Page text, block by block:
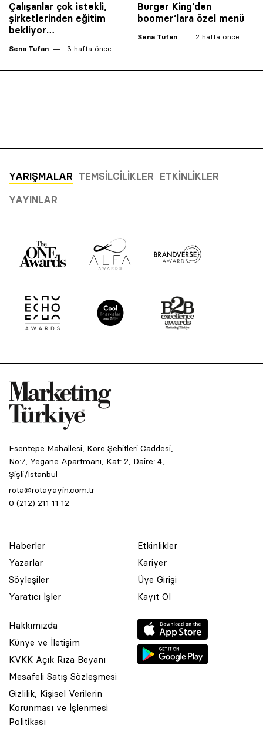
Çalışanlar çok istekli,
şirketlerinden eğitim
bekliyor…
Sena Tufan 3 hafta önce
Burger King’den
boomer’lara özel menü
Sena Tufan 2 hafta önce
YARIŞMALAR TEMSILCILIKLER ETKINLIKLER
YAYINLAR
Esentepe Mahallesi, Kore Şehitleri Caddesi,
No:7, Yegane Apartmanı, Kat: 2, Daire: 4,
Şişli/İstanbul
rota@rotayayin.com.tr
0 (212) 211 11 12
Haberler
Yazarlar
Söyleşiler
Yaratıcı İşler
Etkinlikler
Kariyer
Üye Girişi
Kayıt Ol
Hakkımızda
Künye ve İletişim
KVKK Açık Rıza Beyanı
Mesafeli Satış Sözleşmesi
Gizlilik, Kişisel Verilerin
Korunması ve İşlenmesi
Politikası
© 2001 Rota Yayın Yapım Tanıtım Tic. Ltd. Şti. Bu Sitede Bulunan